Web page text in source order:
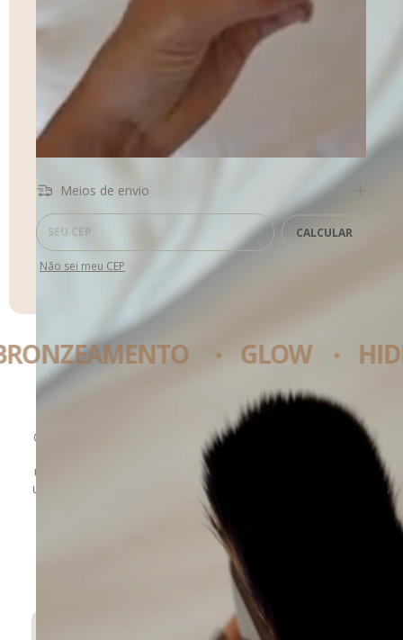
Meios de envio
Entregas para o CEP:
CALCULAR
Não sei meu CEP
GLOW
PINCEL MULTIFUNCIONAL · VERSIANI SKIN
O Pincel Multifuncional Versiani Skin foi desenvolvido para
elevar sua rotina de beleza. Com cerdas sintéticas de
última geração, macias e bem cheias, este pincel oferece
um toque delicado e uma aplicação uniforme de produtos
faciais e corporais. Ideal para quem busca qualidade,
versatilidade e um resultado profissional em casa —
indispensável no seu nécessaire. Transforme sua rotina
de cuidados com um toque de luxo e inovação.